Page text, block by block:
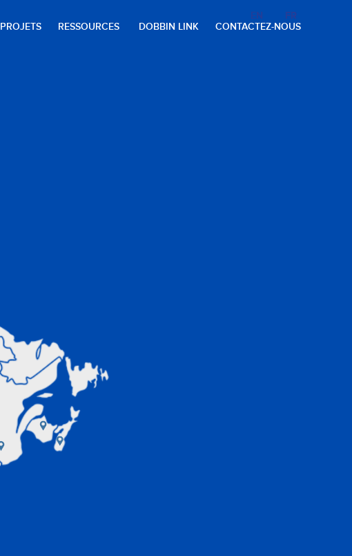
EN
FR
PROJETS RESSOURCES DOBBIN LINK CONTACTEZ-NOUS
EN FR